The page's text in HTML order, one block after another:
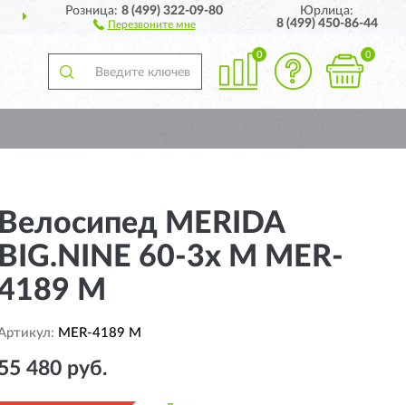
ДОСТАВИМ ПО ВСЕЙ РОССИИ
Розница:8 (499) 322-09-80
Перезвоните мне
Юрлица:
8 (499) 450-86-44
0 0
MERIDA
60-3x M MER-
M
MER-4189 M
480 руб.